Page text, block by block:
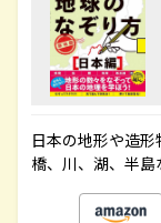
日本の地形や造
橋、川、湖、半島